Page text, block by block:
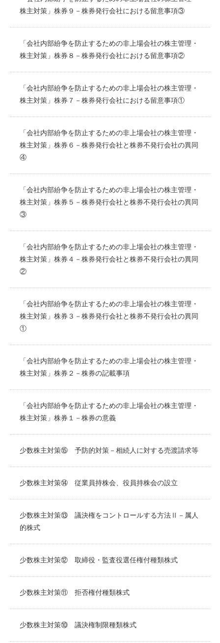
株主対策」株券９－株券発行会社における留意事項③
「会社内部紛争を防止するための非上場会社の株主管理・
株主対策」株券８－株券発行会社における留意事項②
「会社内部紛争を防止するための非上場会社の株主管理・
株主対策」株券７－株券発行会社における留意事項①
「会社内部紛争を防止するための非上場会社の株主管理・
株主対策」株券６－株券発行会社と株券不発行会社の異同
④
「会社内部紛争を防止するための非上場会社の株主管理・
株主対策」株券５－株券発行会社と株券不発行会社の異同
③
「会社内部紛争を防止するための非上場会社の株主管理・
株主対策」株券４－株券発行会社と株券不発行会社の異同
②
「会社内部紛争を防止するための非上場会社の株主管理・
株主対策」株券３－株券発行会社と株券不発行会社の異同
①
「会社内部紛争を防止するための非上場会社の株主管理・
株主対策」株券２－株券の記載事項
「会社内部紛争を防止するための非上場会社の株主管理・
株主対策」株券１－株券の意義
少数株主対策⑮ 予防的対策－相続人に対する売渡請求等
少数株主対策⑭ 従業員持株会、役員持株会の設立
少数株主対策⑬ 議決権をコントロールする方法Ⅱ－属人
的株式
少数株主対策⑫ 取締役・監査役選任権付種類株式
少数株主対策⑪ 拒否権付種類株式
少数株主対策⑩ 議決権制限種類株式